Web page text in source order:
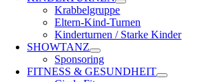
Krabbelgruppe
Eltern-Kind-Turnen
Kinderturnen / Starke Kinder
SHOWTANZ
Sponsoring
FITNESS & GESUNDHEIT